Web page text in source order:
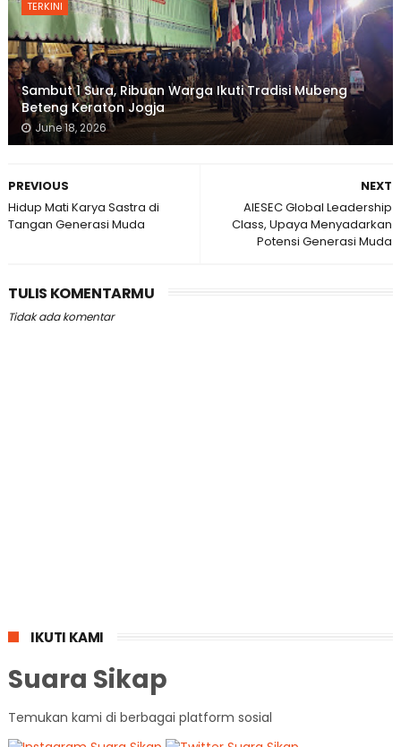
TERKINI
Sambut 1 Sura, Ribuan Warga Ikuti Tradisi Mubeng
Beteng Keraton Jogja
June 18, 2026
NEXT
AIESEC Global Leadership
Class, Upaya Menyadarkan
Potensi Generasi Muda
PREVIOUS
Hidup Mati Karya Sastra di
Tangan Generasi Muda
TULIS KOMENTARMU
Tidak ada komentar
IKUTI KAMI
Suara Sikap
Temukan kami di berbagai platform sosial